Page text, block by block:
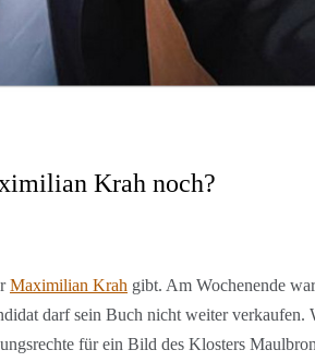
Krah noch?
Maximilian Krah gibt. Am Wochenende
darf sein Buch nicht weiter verkaufen.
für ein Bild des Klosters